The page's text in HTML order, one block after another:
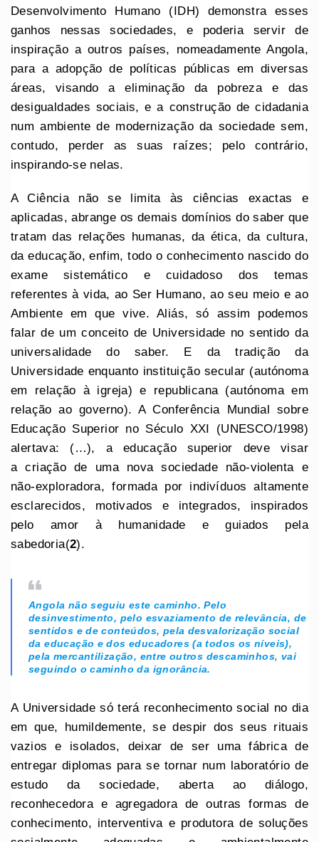
Desenvolvimento Humano (IDH) demonstra esses
ganhos nessas sociedades, e poderia servir de
inspiração a outros países, nomeadamente Angola,
para a adopção de políticas públicas em diversas
áreas, visando a eliminação da pobreza e das
desigualdades sociais, e a construção de cidadania
num ambiente de modernização da sociedade sem,
contudo, perder as suas raízes; pelo contrário,
inspirando-se nelas.
A Ciência não se limita às ciências exactas e
aplicadas, abrange os demais domínios do saber que
tratam das relações humanas, da ética, da cultura,
da educação, enfim, todo o conhecimento nascido do
exame sistemático e cuidadoso dos temas
referentes à vida, ao Ser Humano, ao seu meio e ao
Ambiente em que vive. Aliás, só assim podemos
falar de um conceito de Universidade no sentido da
universalidade do saber. E da tradição da
Universidade enquanto instituição secular (autónoma
em relação à igreja) e republicana (autónoma em
relação ao governo). A Conferência Mundial sobre
Educação Superior no Século XXI (UNESCO/1998)
alertava: (…), a educação superior deve visar
a criação de uma nova sociedade não-violenta e
não-exploradora, formada por indivíduos altamente
esclarecidos, motivados e integrados, inspirados
pelo amor à humanidade e guiados pela
sabedoria(2).
Angola não seguiu este caminho. Pelo
desinvestimento, pelo esvaziamento de relevância, de
sentidos e de conteúdos, pela desvalorização social
da educação e dos educadores (a todos os níveis),
pela mercantilização, entre outros descaminhos, vai
seguindo o caminho da ignorância.
A Universidade só terá reconhecimento social no dia
em que, humildemente, se despir dos seus rituais
vazios e isolados, deixar de ser uma fábrica de
entregar diplomas para se tornar num laboratório de
estudo da sociedade, aberta ao diálogo,
reconhecedora e agregadora de outras formas de
conhecimento, interventiva e produtora de soluções